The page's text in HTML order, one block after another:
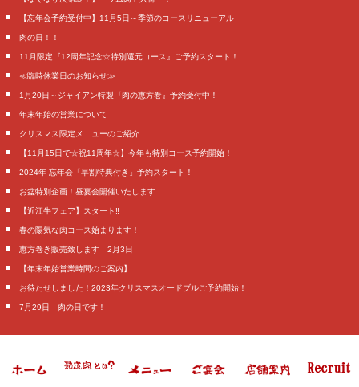
【忘年会予約受付中】11月5日～季節のコースリニューアル
肉の日！！
11月限定『12周年記念☆特別還元コース』ご予約スタート！
≪臨時休業日のお知らせ≫
1月20日～ジャイアン特製『肉の恵方巻』予約受付中！
年末年始の営業について
クリスマス限定メニューのご紹介
【11月15日で☆祝11周年☆】今年も特別コース予約開始！
2024年 忘年会「早割特典付き」予約スタート！
お盆特別企画！昼宴会開催いたします
【近江牛フェア】スタート‼️
春の陽気な肉コース始まります！
恵方巻き販売致します 2月3日
【年末年始営業時間のご案内】
お待たせしました！2023年クリスマスオードブルご予約開始！
7月29日 肉の日です！